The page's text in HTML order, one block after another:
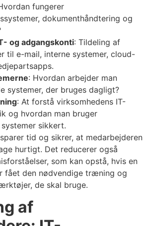
fungerer
dokumenthåndtering og
og adgangskonti: Tildeling af
til e-mail, interne systemer, cloud-
: Hvordan arbejder man
systemer, der bruges dagligt?
: At forstå virksomhedens IT-
og hvordan man bruger
sikkert.
tid og sikrer, at medarbejderen
hurtigt. Det reducerer også
som kan opstå, hvis en
fået den nødvendige træning og
de skal bruge.
af